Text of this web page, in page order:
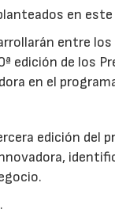
en este
entre
edición de los
en el
edición del
.